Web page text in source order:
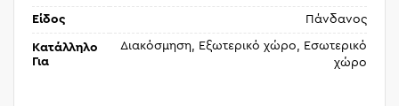
Είδος Πάνδανος
Κατάλληλο
Για
Διακόσμηση, Εξωτερικό χώρο, Εσωτερικό
χώρο